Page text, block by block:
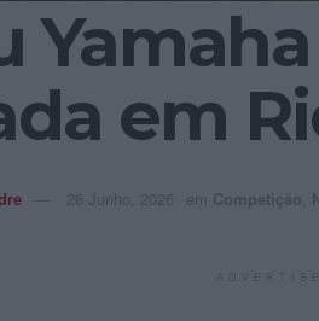
em
26 Junho, 2026 em Competição